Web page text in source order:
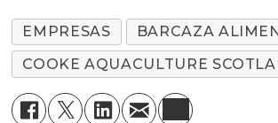
EMPRESAS
BARCAZA
COOKE AQUACULTURE